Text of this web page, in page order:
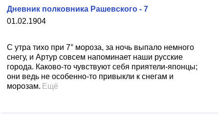
01.02.1904
Дневник полковника Рашевского - 7
С утра тихо при 7° мороза, за ночь выпало немного
снегу, и Артур совсем напоминает наши русские
города. Каково-то чувствуют себя приятели-японцы;
они ведь не особенно-то привыкли к снегам и
морозам. Ещё